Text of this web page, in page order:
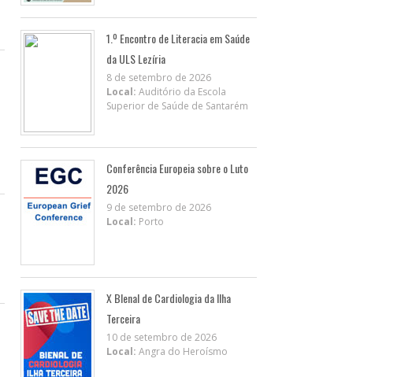
1.º Encontro de Literacia em Saúde
da ULS Lezíria
8 de setembro de 2026
Local: Auditório da Escola
Superior de Saúde de Santarém
Conferência Europeia sobre o Luto
2026
9 de setembro de 2026
Local: Porto
X BIenal de Cardiologia da Ilha
Terceira
10 de setembro de 2026
Local: Angra do Heroísmo